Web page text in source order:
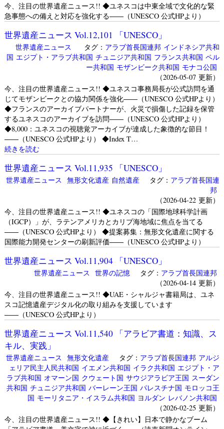
今、注目の世界遺産ニュース!! ◆ユネスコは中東全域で文化的な緊
急事態への備えと対応を強化する――（UNESCO 公式HPより）
世界遺産ニュース Vol.12,101 「UNESCO」
世界遺産ニュース タグ： アラブ首長国連邦 インドネシア共和
国 エジプト・アラブ共和国 チュニジア共和国 フランス共和国 ペル
ー共和国 モザンビーク共和国 モナコ公国
（2026-05-07 更新）
今、注目の世界遺産ニュース!! ◆ユネスコ事務局長が公式訪問を通
じてモザンビークとの協力関係を強化――（UNESCO 公式HPより）
◆フランスのアーカイブパートナーが、火災で損傷した記録を保管
するユネスコのアーカイブを訪問――（UNESCO 公式HPより）
◆8,000：ユネスコの視聴覚アーカイブが達成した象徴的な節目！
――（UNESCO 公式HPより） ◆Index T…
続きを読む
世界遺産ニュース Vol.11,935 「UNESCO」
世界遺産ニュース 無形文化遺産 自然遺産タグ： アラブ首長国連
邦
（2026-04-22 更新）
今、注目の世界遺産ニュース!! ◆ユネスコの「国際地球科学計画
（IGCP）」が、ラテンアメリカとカリブ海地域に焦点を当てる
――（UNESCO 公式HPより） ◆提案募集：無形文化遺産に関する
国際能力開発センターの刷新評価――（UNESCO 公式HPより）
世界遺産ニュース Vol.11,904 「UNESCO」
世界遺産ニュース 世界の記憶タグ： アラブ首長国連邦
（2026-04-14 更新）
今、注目の世界遺産ニュース!! ◆UAE・シャルジャ書籍局は、ユネ
スコ記憶遺産デジタル化の取り組みを支援しています
――（UNESCO 公式HPより）
世界遺産ニュース Vol.11,540 「アラビア書道：知識、ス
キル、実践」
世界遺産ニュース 無形文化遺産タグ： アラブ首長国連邦 アルジ
ェリア民主人民共和国 イエメン共和国 イラク共和国 エジプト・ア
ラブ共和国 オマーン国 クウェート国 サウジアラビア王国 スーダン
共和国 チュニジア共和国 バーレーン王国 パレスチナ国 モロッコ王
国 モーリタニア・イスラム共和国 ヨルダン レバノン共和国
（2026-02-25 更新）
今、注目の世界遺産ニュース!! ◆【きれい】日本で静かなブーム